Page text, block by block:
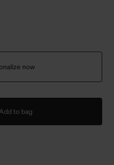
now
Add to bag